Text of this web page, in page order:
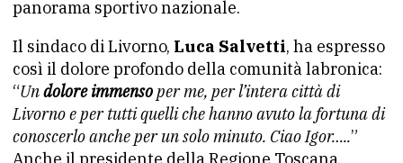
panorama sportivo nazionale.
Il sindaco di Livorno, Luca Salvetti, ha espresso
così il dolore profondo della comunità labronica:
“Undolore immensoper me, per l’intera città di
Livorno e per tutti quelli che hanno avuto la fortuna di
conoscerlo anche per un solo minuto. Ciao Igor…..”
Anche il presidente della Regione Toscana,